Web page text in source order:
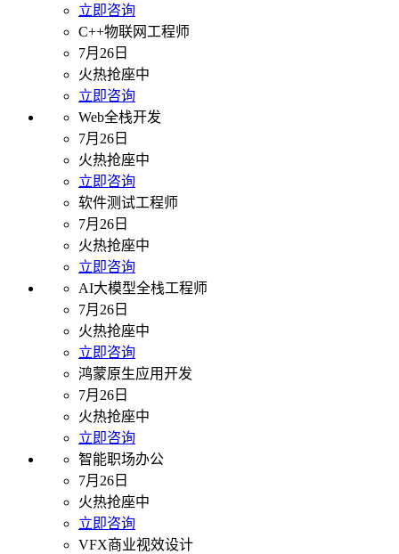
立即咨询
C++物联网工程师
7月26日
火热抢座中
立即咨询
Web全栈开发
7月26日
火热抢座中
立即咨询
软件测试工程师
7月26日
火热抢座中
立即咨询
AI大模型全栈工程师
7月26日
火热抢座中
立即咨询
鸿蒙原生应用开发
7月26日
火热抢座中
立即咨询
智能职场办公
7月26日
火热抢座中
立即咨询
VFX商业视效设计